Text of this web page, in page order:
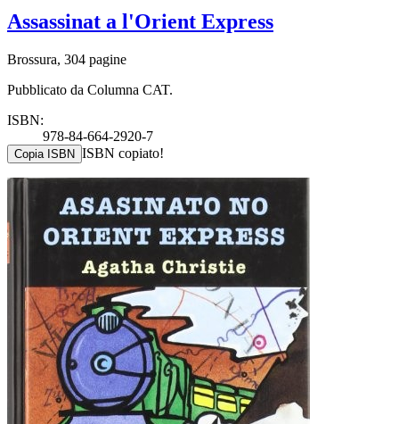
Assassinat a l'Orient Express
Brossura, 304 pagine
Pubblicato da Columna CAT.
ISBN:
978-84-664-2920-7
Copia ISBN ISBN copiato!